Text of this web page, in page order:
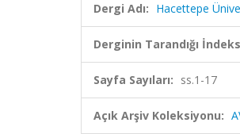
Dergi Adı: Hacettepe
Derginin Tarandığı
Sayfa Sayıları: ss.1-17
Açık Arşiv Koleksiyonu: